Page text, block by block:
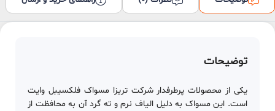
توضیحات
یکی از محصولات پرطرفدار شرکت تریزا مسواک فلکسیبل وایت
است. این مسواک به دلیل الیاف نرم و ته گرد آن به محافظت از